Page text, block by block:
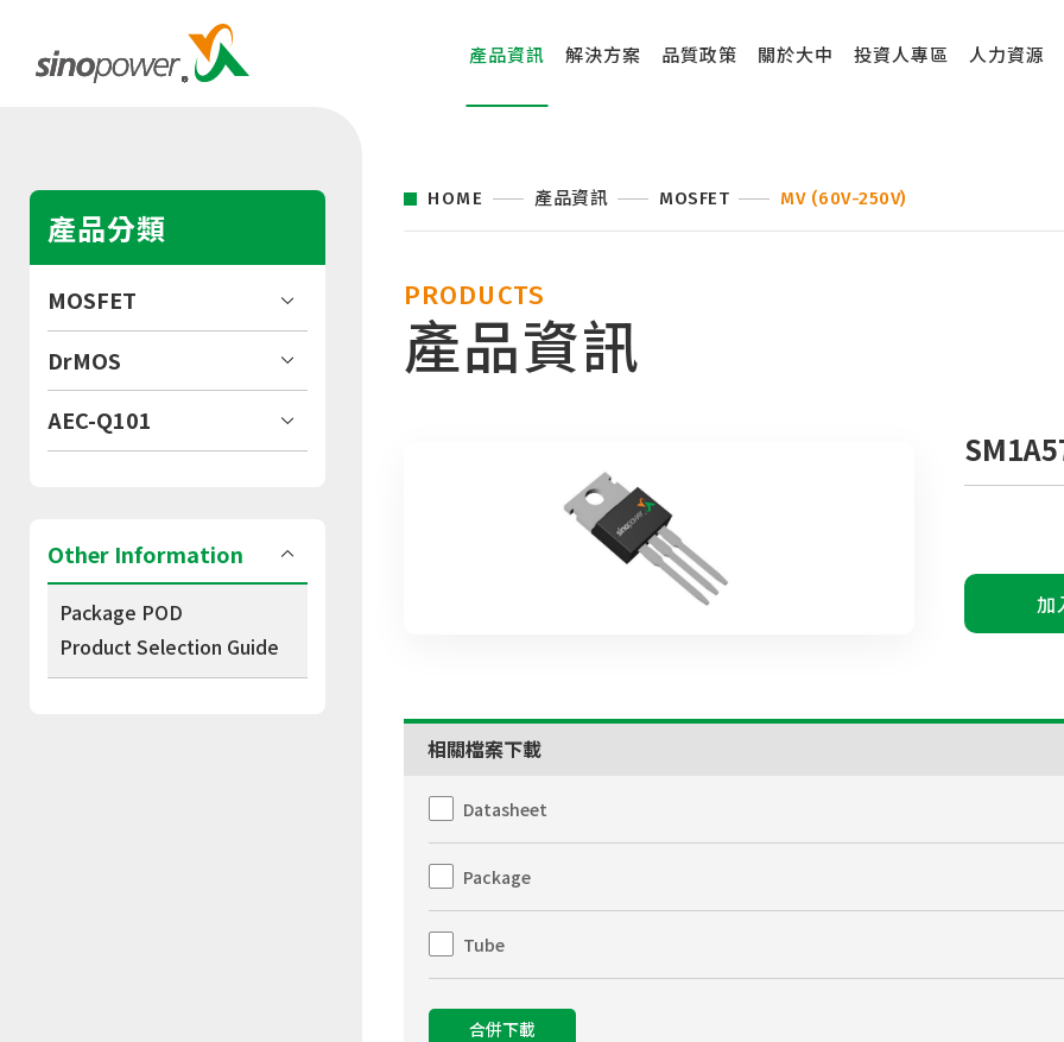
產品資訊 解決方案 品質政策 關於大中 投資人專區 人力資源
產品分類
MOSFET
DrMOS
AEC-Q101
Other Information
Package POD
Product Selection Guide
HOME 產品資訊 MOSFET MV (60V-250V)
PRODUCTS
產品資訊
加
相關檔案下載
Datasheet
Package
Tube
合併下載